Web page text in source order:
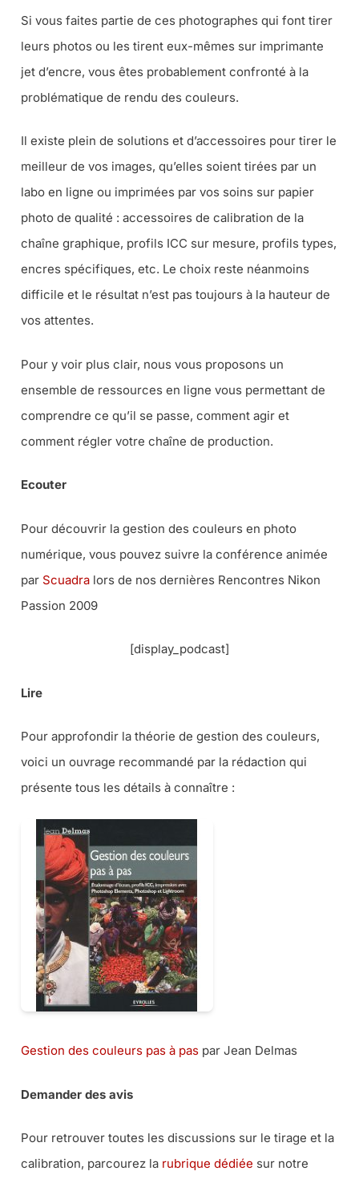
Si vous faites partie de ces photographes qui font tirer
leurs photos ou les tirent eux-mêmes sur imprimante
jet d’encre, vous êtes probablement confronté à la
problématique de rendu des couleurs.
Il existe plein de solutions et d’accessoires pour tirer le
meilleur de vos images, qu’elles soient tirées par un
labo en ligne ou imprimées par vos soins sur papier
photo de qualité : accessoires de calibration de la
chaîne graphique, profils ICC sur mesure, profils types,
encres spécifiques, etc. Le choix reste néanmoins
difficile et le résultat n’est pas toujours à la hauteur de
vos attentes.
Pour y voir plus clair, nous vous proposons un
ensemble de ressources en ligne vous permettant de
comprendre ce qu’il se passe, comment agir et
comment régler votre chaîne de production.
Ecouter
Pour découvrir la gestion des couleurs en photo
numérique, vous pouvez suivre la conférence animée
par Scuadra lors de nos dernières Rencontres Nikon
Passion 2009
[display_podcast]
Lire
Pour approfondir la théorie de gestion des couleurs,
voici un ouvrage recommandé par la rédaction qui
présente tous les détails à connaître :
Gestion des couleurs pas à pas par Jean Delmas
Demander des avis
Pour retrouver toutes les discussions sur le tirage et la
calibration, parcourez la rubrique dédiée sur notre